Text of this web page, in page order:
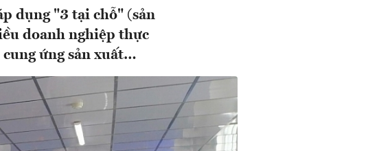
dụng "3 tại chỗ" (sản
doanh nghiệp thực
ứng sản xuất…